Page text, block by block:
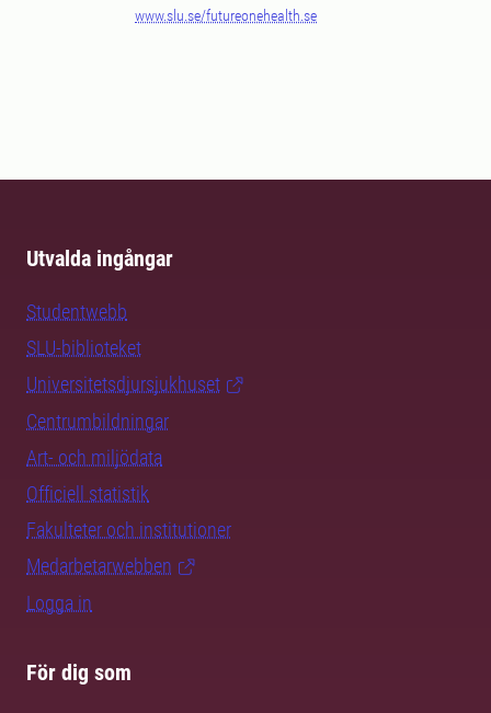
www.slu.se/futureonehealth.se
Utvalda ingångar
Studentwebb
SLU-biblioteket
Universitetsdjursjukhuset
Centrumbildningar
Art- och miljödata
Officiell statistik
Fakulteter och institutioner
Medarbetarwebben
Logga in
För dig som